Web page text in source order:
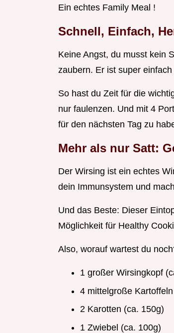
Ein echtes Family Meal !
Schnell, Einfach,
Keine Angst, du musst kein
zaubern. Er ist super
So hast du Zeit für die
nur faulenzen. Und mit 4
für den nächsten Tag zu
Mehr als nur Satt:
Der Wirsing ist ein echtes
dein Immunsystem und
Und das Beste: Dieser
Möglichkeit für Healthy
Also, worauf wartest du
1 großer Wirsingkopf
4 mittelgroße
2 Karotten (ca. 150g)
1 Zwiebel (ca. 100g)